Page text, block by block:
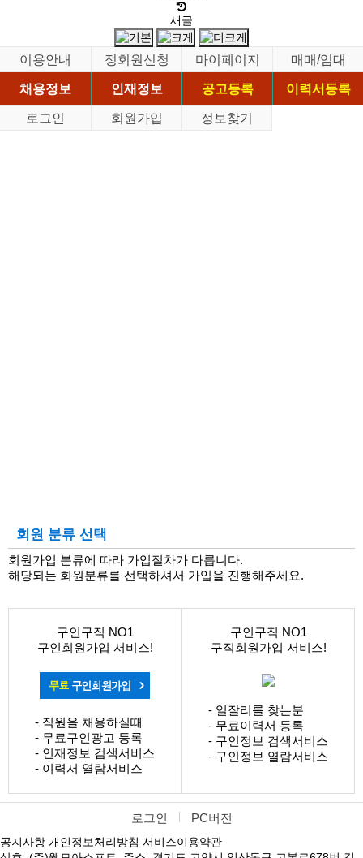
새글
이용안내 정회원신청 마이페이지
매매/임대
채용정보
인재정보 공고등록
이력서등록
로그인
회원가입 정보찾기
회원 분류 선택
회원가입 분류에 따라 가입절차가 다릅니다.
해당되는 회원분류를 선택하셔서 가입을 진행해주세요.
구인구직 NO1
구인회원가입 서비스!
- 직원을 채용하실때
- 무료구인광고 등록
- 인재정보 검색서비스
- 이력서 열람서비스
구인구직 NO1
구직회원가입 서비스!
- 일잘리를 찾는분
- 무료이력서 등록
- 구인정보 검색서비스
- 구인정보 열람서비스
로그인 PC버전
공지사항 개인정보처리방침 서비스이용약관